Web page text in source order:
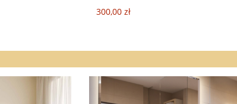
300,00 zł